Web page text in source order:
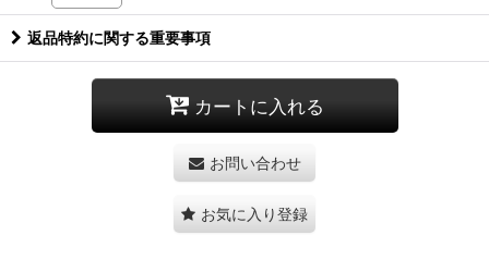
返品特約に関する重要事項
カートに入れる
お問い合わせ
お気に入り登録